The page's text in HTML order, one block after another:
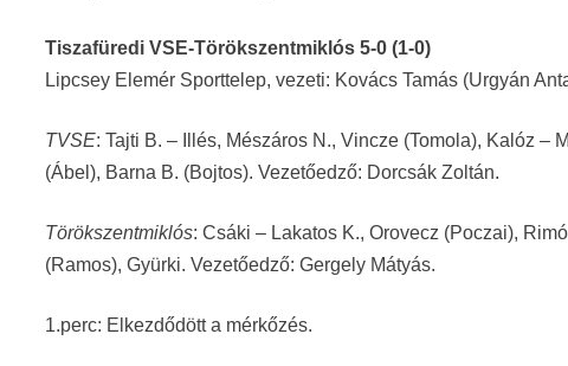
Tiszafüredi VSE-Törökszentmiklós 5-0 (1-0)
Lipcsey Elemér Sporttelep, vezeti: Kovács Tamás (Urgyán
TVSE: Tajti B. – Illés, Mészáros N., Vincze (Tomola), Kalóz –
(Ábel), Barna B. (Bojtos). Vezetőedző: Dorcsák Zoltán.
Törökszentmiklós: Csáki – Lakatos K., Orovecz (Poczai),
(Ramos), Gyürki. Vezetőedző: Gergely Mátyás.
1.perc: Elkezdődött a mérkőzés.